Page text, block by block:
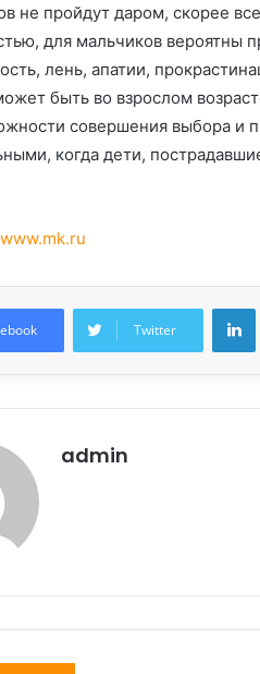
не пройдут даром, скорее
для мальчиков вероятны
лень, апатии,
быть во взрослом
совершения выбора и
когда дети,
Twitter
admin